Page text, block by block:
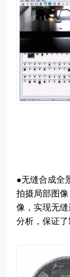
●无缝合成全
拍摄局部图
像，实现无
分析，保证了